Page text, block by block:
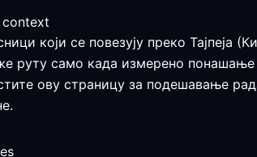
context
који се повезују преко Тајпеја
руту само када измерено понашање
ову страницу за подешавање